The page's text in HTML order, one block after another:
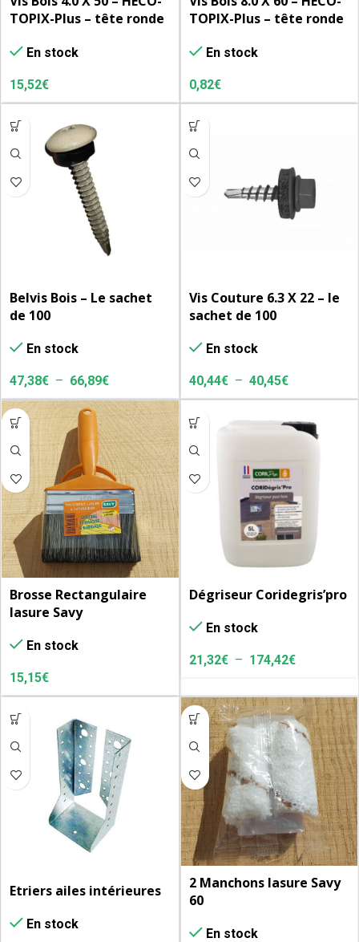
TOPIX-Plus – tête ronde
T-Drive – filet total
A3K – Boite de 200
En stock
15,52€
TOPIX-Plus – tête ronde
En stock
0,82€
Belvis Bois – Le sachet
de 100
En stock
47,38€ – 66,89€
Vis Couture 6.3 X 22 – le
sachet de 100
En stock
40,44€ – 40,45€
Brosse Rectangulaire
lasure Savy
En stock
15,15€
Dégriseur Coridegris’pro
En stock
21,32€ – 174,42€
Etriers ailes intérieures
En stock
2 Manchons lasure Savy
60
En stock